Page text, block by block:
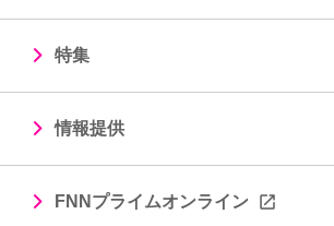
特集
情報提供
FNNプライムオンライン